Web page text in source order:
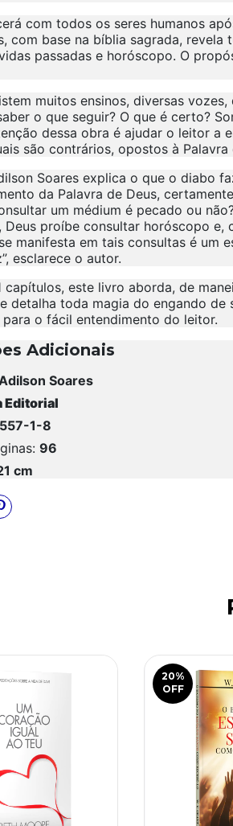
com todos os seres humanos
com base na bíblia sagrada, revela
passadas e horóscopo. O
muitos ensinos, diversas
o que seguir? O que é certo?
dessa obra é ajudar o leitor a
são contrários, opostos à Palavra
Soares explica o que o diabo
da Palavra de Deus,
um médium é pecado ou
Deus proíbe consultar horóscopo
manifesta em tais consultas é um
esclarece o autor.
capítulos, este livro aborda, de
detalha toda magia do engando
o fácil entendimento do leitor.
Adicionais
Soares
Editorial
1-8
96
cm
20%
OFF